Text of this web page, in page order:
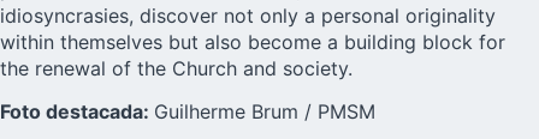
idiosyncrasies, discover not only a personal originality
within themselves but also become a building block for
the renewal of the Church and society.
Foto destacada: Guilherme Brum / PMSM